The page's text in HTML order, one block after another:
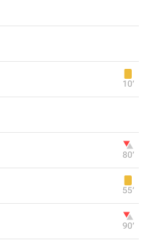
10‎’‎
80‎’‎
55‎’‎
90‎’‎